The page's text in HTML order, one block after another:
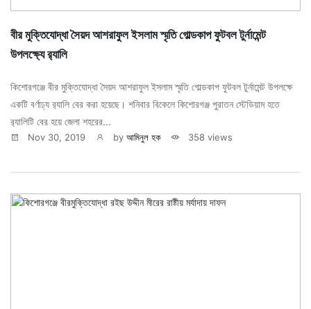
বীর মুক্তিযোদ্ধা সৈয়দ আশরাফুল ইসলাম স্মৃতি গোল্ডকাপ ফুটবল টুর্নামেন্ট
উপলক্ষ্যে র‌্যালি
কিশোরগঞ্জে বীর মুক্তিযোদ্ধা সৈয়দ আশরাফুল ইসলাম স্মৃতি গোল্ডকাপ ফুটবল টুর্নামেন্ট উপলক্ষে
একটি বর্ণাঢ্য র‌্যালি বের করা হয়েছে। শনিবার বিকেলে কিশোরগঞ্জ পুরাতন স্টেডিয়াম হতে
র‌্যালিটি বের হয়ে জেলা শহরের...
Nov 30, 2019 by আমিনুল হক 358 views